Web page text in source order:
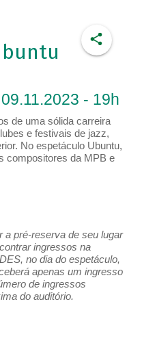
- 19h
de uma sólida carreira
e festivais de jazz,
No espetáculo Ubuntu,
compositores da MPB e
a pré-reserva de seu lugar
ingressos na
no dia do espetáculo,
apenas um ingresso
de ingressos
do auditório.